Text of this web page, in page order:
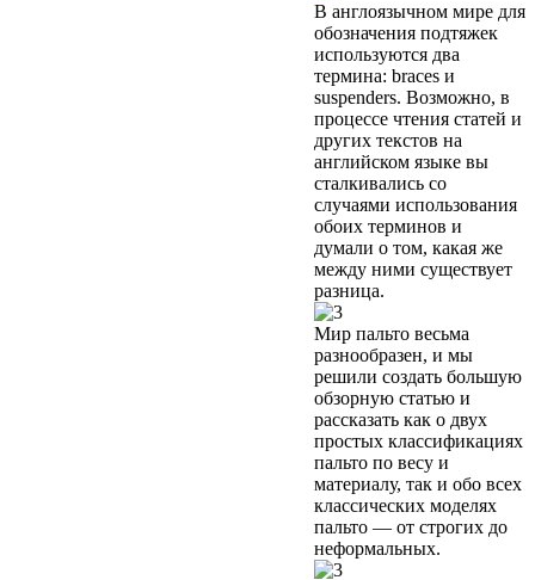
В англоязычном мире для
обозначения подтяжек
используются два
термина: braces и
suspenders. Возможно, в
процессе чтения статей и
других текстов на
английском языке вы
сталкивались со
случаями использования
обоих терминов и
думали о том, какая же
между ними существует
разница.
Мир пальто весьма
разнообразен, и мы
решили создать большую
обзорную статью и
рассказать как о двух
простых классификациях
пальто по весу и
материалу, так и обо всех
классических моделях
пальто — от строгих до
неформальных.